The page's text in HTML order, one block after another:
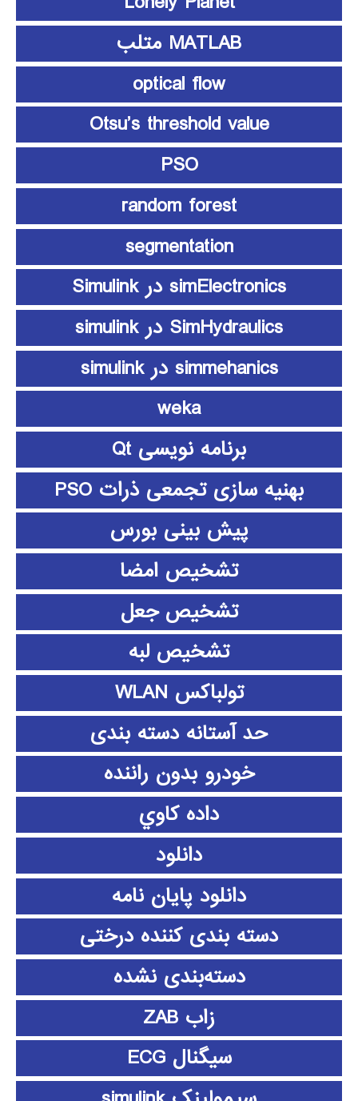
MATLAB متلب
optical flow
Otsu’s threshold value
PSO
random forest
segmentation
simElectronics در Simulink
SimHydraulics در simulink
simmehanics در simulink
weka
برنامه نویسی Qt
بهنیه سازی تجمعی ذرات PSO
پیش بینی بورس
تشخیص امضا
تشخیص جعل
تشخیص لبه
تولباکس WLAN
حد آستانه دسته بندی
خودرو بدون راننده
داده كاوي
دانلود
دانلود پايان نامه
دسته بندی کننده درختی
دسته‌بندی نشده
زاب ZAB
سیگنال ECG